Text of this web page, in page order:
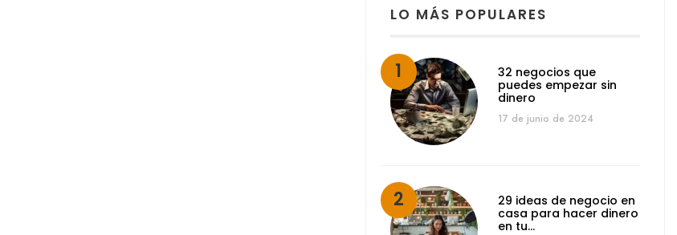
LO MÁS POPULARES
32 negocios que
puedes empezar sin
dinero
17 de junio de 2024
29 ideas de negocio en
casa para hacer dinero
en tu…